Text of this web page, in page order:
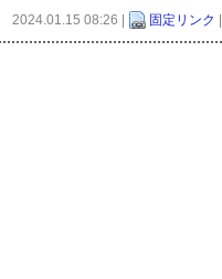
2024.01.15 08:26 | 固定リンク |